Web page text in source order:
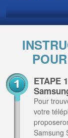
ETAPE
Pour
votre
Samsung